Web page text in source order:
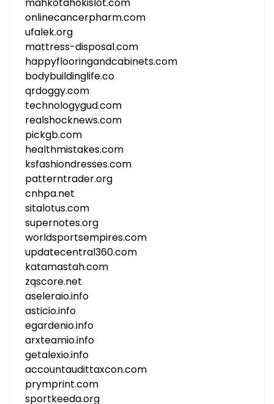
onlinecancerpharm.com
ufalek.org
mattress-disposal.com
happyflooringandcabinets.com
bodybuildinglife.co
qrdoggy.com
technologygud.com
realshocknews.com
pickgb.com
healthmistakes.com
ksfashiondresses.com
patterntrader.org
cnhpa.net
sitalotus.com
supernotes.org
worldsportsempires.com
updatecentral360.com
katamastah.com
zqscore.net
aseleraio.info
asticio.info
egardenio.info
arxteamio.info
getalexio.info
accountaudittaxcon.com
prymprint.com
sportkeeda.org